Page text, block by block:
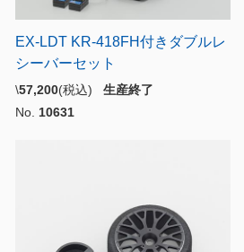
EX-LDT KR-418FH付きダブルレ
シーバーセット
\57,200(税込) 生産終了
No. 10631